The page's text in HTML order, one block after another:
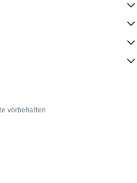
vorbehalten